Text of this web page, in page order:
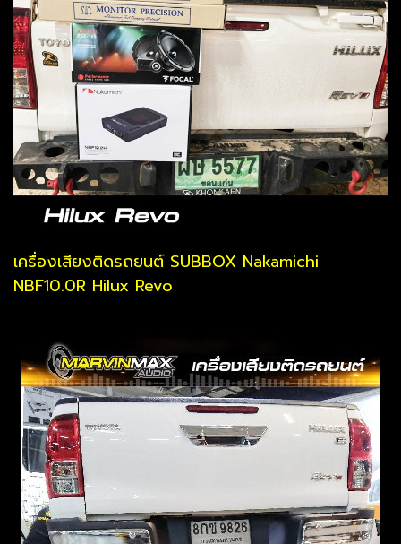
เครื่องเสียงติดรถยนต์ SUBBOX Nakamichi
NBF10.0R Hilux Revo